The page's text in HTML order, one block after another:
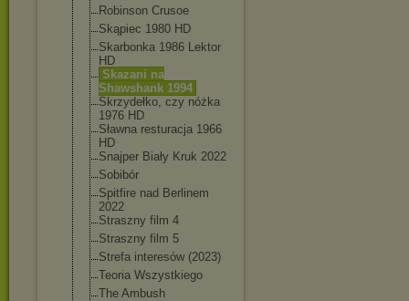
Robinson Crusoe
Skąpiec 1980 HD
Skarbonka 1986 Lektor
HD
Skazani na
Shawshank 1994
Skrzydełko, czy nóżka
1976 HD
Sławna resturacja 1966
HD
Snajper Biały Kruk 2022
Sobibór
Spitfire nad Berlinem
2022
Straszny film 4
Straszny film 5
Strefa interesów (2023)
Teoria Wszystkiego
The Ambush